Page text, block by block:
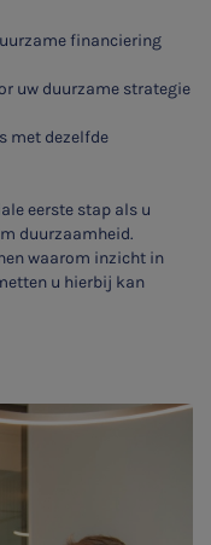
financiering
uw duurzame strategie
met dezelfde
eerste stap als u
duurzaamheid.
waarom inzicht in
u hierbij kan